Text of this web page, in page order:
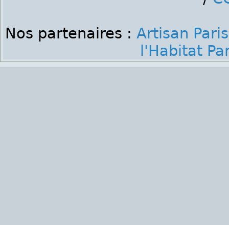
Nos partenaires : Artisan Paris
l'Habitat